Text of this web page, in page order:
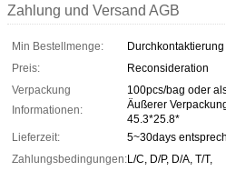
Zahlung und Versand AGB
Min Bestellmenge:
Durchkontaktierung
Preis:
Reconsideration
Verpackung
Informationen:
100pcs/bag oder
Äußerer
45.3*25.8*
Lieferzeit:
5~30days
Zahlungsbedingungen:L/C, D/P, D/A, T/T,